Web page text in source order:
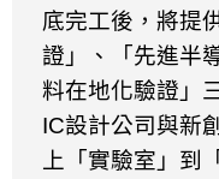
底完工後，將提
證」、「先進半
料在地化驗證」
IC設計公司與新
上「實驗室」到